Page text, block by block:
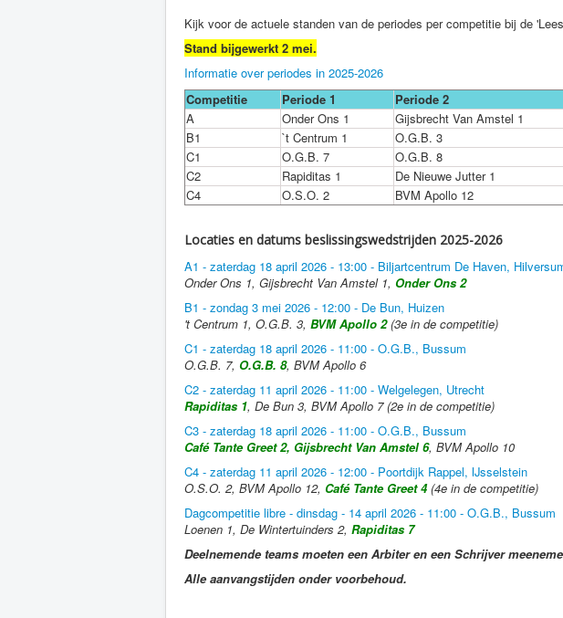
Kijk voor de actuele standen van de periodes per competitie bij de
Stand bijgewerkt 2 mei.
Informatie over periodes in 2025-2026
Competitie
Periode 1 Periode 2
A
Onder Ons 1 Gijsbrecht Van Amstel 1
B1
`t Centrum 1 O.G.B. 3
C1
O.G.B. 7 O.G.B. 8
C2
Rapiditas 1 De Nieuwe Jutter 1
C4
O.S.O. 2 BVM Apollo 12
Locaties en datums beslissingswedstrijden 2025-2026
A1 - zaterdag 18 april 2026 - 13:00 - Biljartcentrum De Haven,
Onder Ons 1, Gijsbrecht Van Amstel 1, Onder Ons 2
B1 - zondag 3 mei 2026 - 12:00 - De Bun, Huizen
't Centrum 1, O.G.B. 3, BVM Apollo 2(3e in de competitie)
C1 - zaterdag 18 april 2026 - 11:00 - O.G.B., Bussum
O.G.B. 7, O.G.B. 8, BVM Apollo 6
C2 - zaterdag 11 april 2026 - 11:00 - Welgelegen, Utrecht
Rapiditas 1, De Bun 3, BVM Apollo 7 (2e in de competitie)
C3 - zaterdag 18 april 2026 - 11:00 - O.G.B., Bussum
Café Tante Greet 2, Gijsbrecht Van Amstel 6, BVM Apollo 10
C4 - zaterdag 11 april 2026 - 12:00 - Poortdijk Rappel, IJsselstein
O.S.O. 2, BVM Apollo 12, Café Tante Greet 4(4e in de competitie)
Dagcompetitie libre - dinsdag - 14 april 2026 - 11:00 - O.G.B., Bussum
Loenen 1, De Wintertuinders 2, Rapiditas 7
Deelnemende teams moeten een Arbiter en een Schrijver
Alle aanvangstijden onder voorbehoud.